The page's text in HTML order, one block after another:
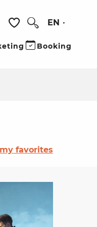
Voir les favoris
EN
Booking
favorisfavorites